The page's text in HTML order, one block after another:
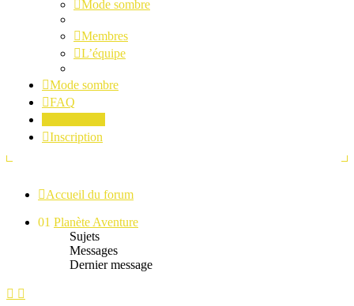
Mode sombre
Membres
L’équipe
Mode sombre
FAQ
Inscription
Accueil du forum
01 Planète Aventure
Sujets
Messages
Dernier message